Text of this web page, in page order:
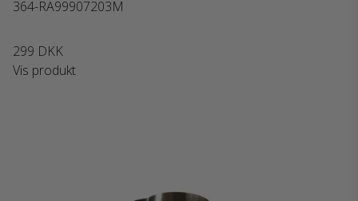
364-RA99907203M
299 DKK
Vis produkt